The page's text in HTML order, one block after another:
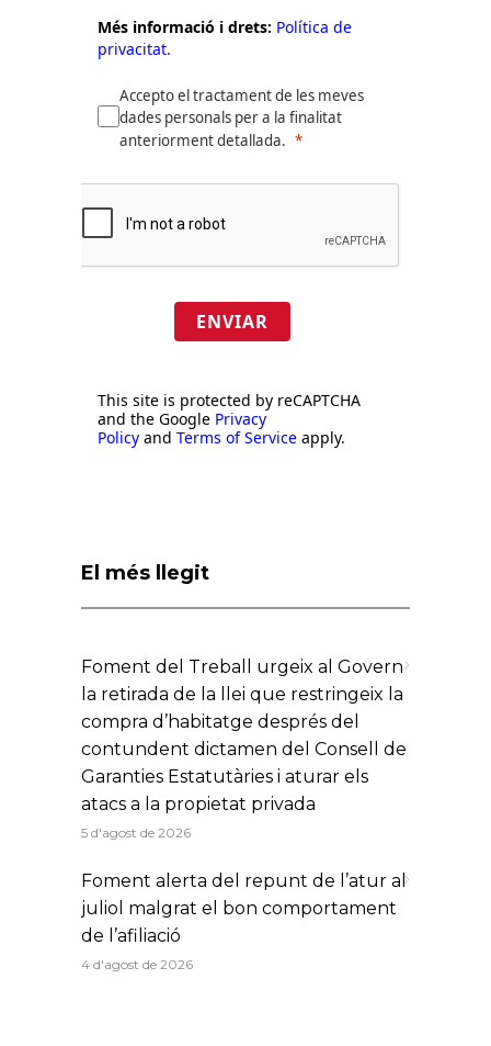
Més informació i drets: Política de
privacitat.
Accepto el tractament de les meves
dades personals per a la finalitat
anteriorment detallada.
ENVIAR
This site is protected by reCAPTCHA
and the Google Privacy
Policy and Terms of Service apply.
El més llegit
Foment del Treball urgeix al Govern
la retirada de la llei que restringeix la
compra d’habitatge després del
contundent dictamen del Consell de
Garanties Estatutàries i aturar els
atacs a la propietat privada
5 d'agost de 2026
Foment alerta del repunt de l’atur al
juliol malgrat el bon comportament
de l’afiliació
4 d'agost de 2026